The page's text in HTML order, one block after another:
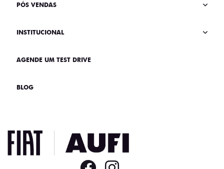
PÓS VENDAS
INSTITUCIONAL
AGENDE UM TEST DRIVE
BLOG